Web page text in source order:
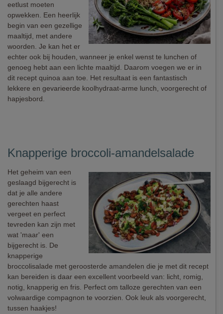
eetlust moeten
opwekken. Een heerlijk
begin van een gezellige
maaltijd, met andere
woorden. Je kan het er
echter ook bij houden, wanneer je enkel wenst te lunchen of
genoeg hebt aan een lichte maaltijd. Daarom voegen we er in
dit recept quinoa aan toe. Het resultaat is een fantastisch
lekkere en gevarieerde koolhydraat-arme lunch, voorgerecht of
hapjesbord.
Knapperige broccoli-amandelsalade
Het geheim van een
geslaagd bijgerecht is
dat je alle andere
gerechten haast
vergeet en perfect
tevreden kan zijn met
wat 'maar' een
bijgerecht is. De
knapperige
broccolisalade met geroosterde amandelen die je met dit recept
kan bereiden is daar een excellent voorbeeld van: licht, romig,
notig, knapperig en fris. Perfect om talloze gerechten van een
volwaardige compagnon te voorzien. Ook leuk als voorgerecht,
tussen haakjes!